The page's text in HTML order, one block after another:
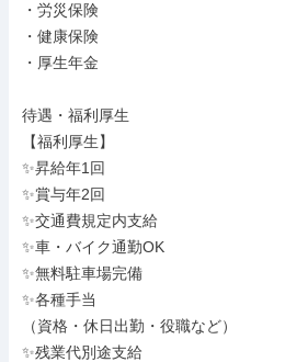
・労災保険
・健康保険
・厚生年金
待遇・福利厚生
【福利厚生】
✨昇給年1回
✨賞与年2回
✨交通費規定内支給
✨車・バイク通勤OK
✨無料駐車場完備
✨各種手当
（資格・休日出勤・役職など）
✨残業代別途支給